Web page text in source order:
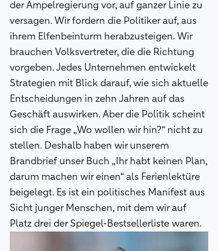
der Ampelregierung vor, auf ganzer Linie zu
versagen. Wir fordern die Politiker auf, aus
ihrem Elfenbeinturm herabzusteigen. Wir
brauchen Volksvertreter, die die Richtung
vorgeben. Jedes Unternehmen entwickelt
Strategien mit Blick darauf, wie sich aktuelle
Entscheidungen in zehn Jahren auf das
Geschäft auswirken. Aber die Politik scheint
sich die Frage „Wo wollen wir hin?“ nicht zu
stellen. Deshalb haben wir unserem
Brandbrief unser Buch „Ihr habt keinen Plan,
darum machen wir einen“ als Ferienlektüre
beigelegt. Es ist ein politisches Manifest aus
Sicht junger Menschen, mit dem wir auf
Platz drei der Spiegel-Bestsellerliste waren.